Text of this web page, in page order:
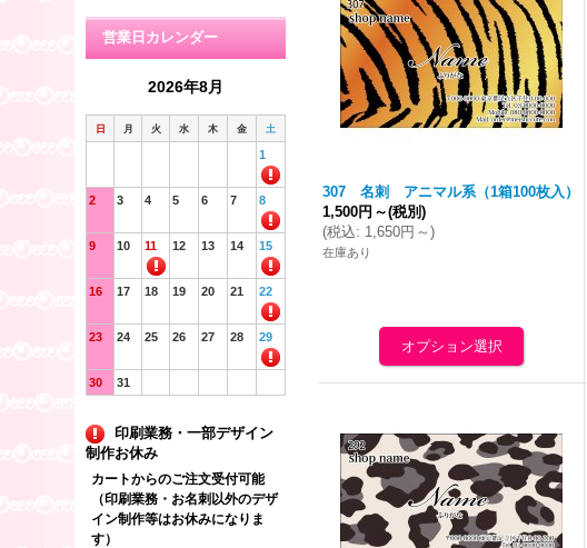
営業日カレンダー
2026年8月
日 月 火 水 木 金 土
1
2 3 4 5 6 7 8
9 10 11 12 13 14 15
16 17 18 19 20 21 22
23 24 25 26 27 28 29
30 31
印刷業務・一部デザイン
制作お休み
カートからのご注文受付可能
（印刷業務・お名刺以外のデザ
イン制作等はお休みになりま
す）
307 名刺 アニマル系（1箱100枚入）
1,500円 ～(税別)
(税込: 1,650円 ～)
在庫あり